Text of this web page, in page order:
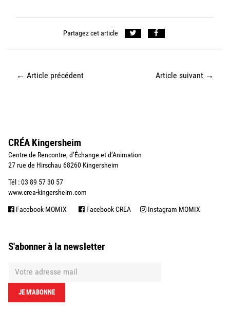
Partagez cet article
← Article précédent Article suivant →
CRÉA Kingersheim
Centre de Rencontre, d’Échange et d’Animation
27 rue de Hirschau 68260 Kingersheim
Tél : 03 89 57 30 57
www.crea-kingersheim.com
Facebook MOMIX Facebook CREA Instagram MOMIX
S'abonner à la newsletter